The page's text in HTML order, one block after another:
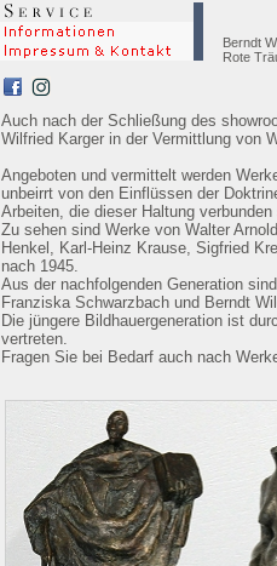
Berndt
Rote
Auch nach der Schließung des
Wilfried Karger in der Vermittlung von
Angeboten und vermittelt werden
unbeirrt von den Einflüssen der
Arbeiten, die dieser Haltung verbunden
Zu sehen sind Werke von Walter
Henkel, Karl-Heinz Krause, Sigfried
nach 1945.
Aus der nachfolgenden Generation
Franziska Schwarzbach und Berndt
Die jüngere Bildhauergeneration ist
vertreten.
Fragen Sie bei Bedarf auch nach